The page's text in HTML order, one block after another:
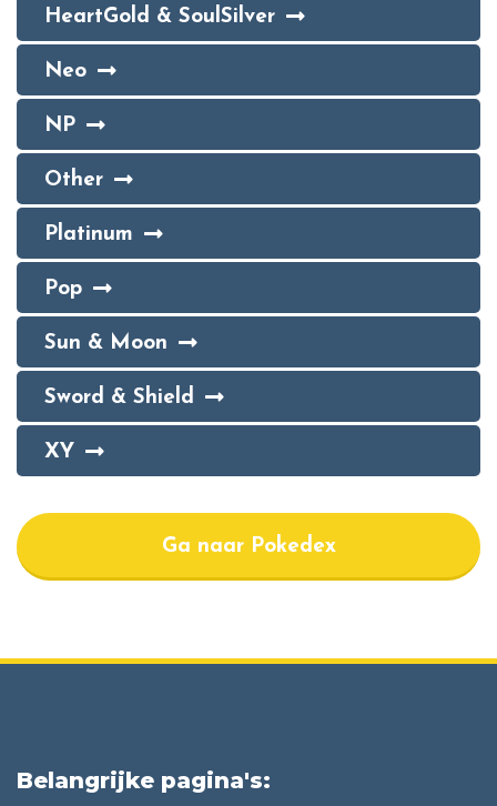
HeartGold & SoulSilver
Neo
NP
Other
Platinum
Pop
Sun & Moon
Sword & Shield
XY
Ga naar Pokedex
Belangrijke pagina's: